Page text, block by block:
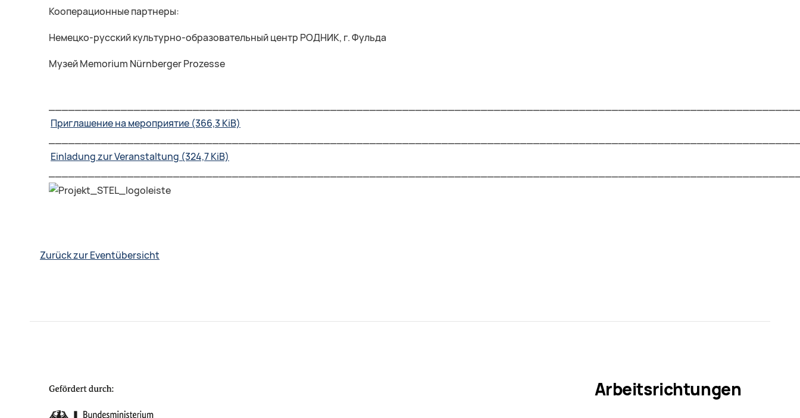
Кооперационные партнеры:
Немецко-русский культурно-образовательный центр РОДНИК, г. Фульда
Музей Memorium Nürnberger Prozesse
Приглашение на мероприятие (366,3 KiB)
Einladung zur Veranstaltung (324,7 KiB)
Zurück zur Eventübersicht
Arbeitsrichtungen